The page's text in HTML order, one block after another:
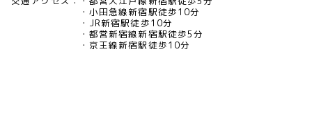
小田急線新宿駅徒歩10分
JR新宿駅徒歩10分
都営新宿線新宿駅徒歩5分
京王線新宿駅徒歩10分